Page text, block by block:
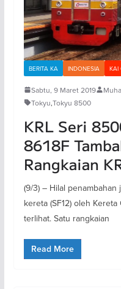
BERITA KA INDONESIA KAI
Sabtu, 9 Maret 2019
Tokyu,Tokyu 8500
KRL Seri
8618F
Rangkaian
(9/3) – Hilal penambahan
kereta (SF12) oleh
terlihat. Satu rangkaian
Read More